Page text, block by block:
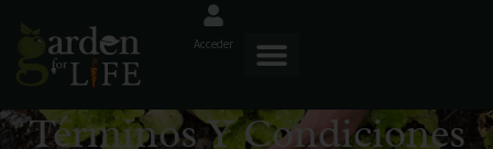
Acceder
Términos Y Condiciones